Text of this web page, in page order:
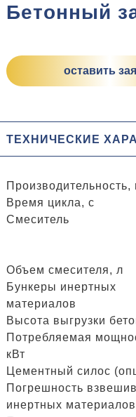
Бетонный
оставить
ТЕХНИЧЕСКИЕ
Производительность,
Время цикла, с
Смеситель
Объем смесителя, л
Бункеры инертных
материалов
Высота выгрузки
Потребляемая
кВт
Цементный силос
Погрешность
инертных